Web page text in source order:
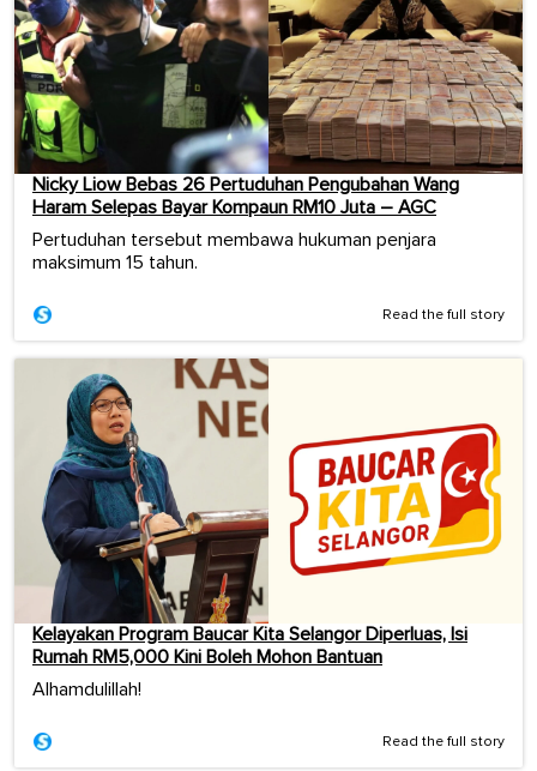
Nicky Liow Bebas 26 Pertuduhan Pengubahan Wang
Haram Selepas Bayar Kompaun RM10 Juta – AGC
Pertuduhan tersebut membawa hukuman penjara
maksimum 15 tahun.
Read the full story
Kelayakan Program Baucar Kita Selangor Diperluas, Isi
Rumah RM5,000 Kini Boleh Mohon Bantuan
Alhamdulillah!
Read the full story